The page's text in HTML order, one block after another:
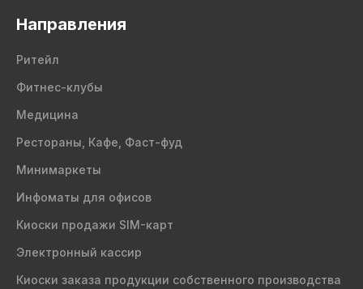
Направления
Ритейл
Фитнес-клубы
Медицина
Рестораны, Кафе, Фаст-фуд
Минимаркеты
Инфоматы для офисов
Киоски продажи SIM-карт
Электронный кассир
Киоски заказа продукции собственного производства